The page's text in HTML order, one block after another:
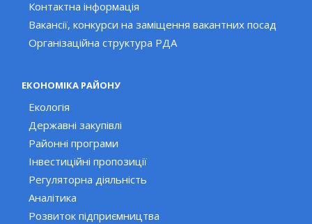
Контактна інформація
Вакансії, конкурси на заміщення вакантних посад
Організаційна структура РДА
ЕКОНОМІКА РАЙОНУ
Екологія
Державні закупівлі
Районні програми
Інвестиційні пропозиції
Регуляторна діяльність
Аналітика
Розвиток підприємництва